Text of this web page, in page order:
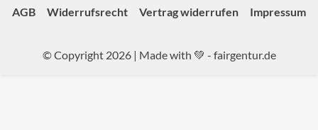
AGB
Widerrufsrecht Vertrag widerrufen Impressum
© Copyright 2026 | Made with 💚 - fairgentur.de